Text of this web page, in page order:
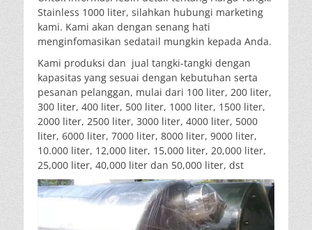
Stainless 1000 liter, silahkan hubungi marketing
kami. Kami akan dengan senang hati
menginfomasikan sedatail mungkin kepada Anda.
Kami produksi dan jual tangki-tangki dengan
kapasitas yang sesuai dengan kebutuhan serta
pesanan pelanggan, mulai dari 100 liter, 200 liter,
300 liter, 400 liter, 500 liter, 1000 liter, 1500 liter,
2000 liter, 2500 liter, 3000 liter, 4000 liter, 5000
liter, 6000 liter, 7000 liter, 8000 liter, 9000 liter,
10.000 liter, 12,000 liter, 15,000 liter, 20,000 liter,
25,000 liter, 40,000 liter dan 50,000 liter, dst